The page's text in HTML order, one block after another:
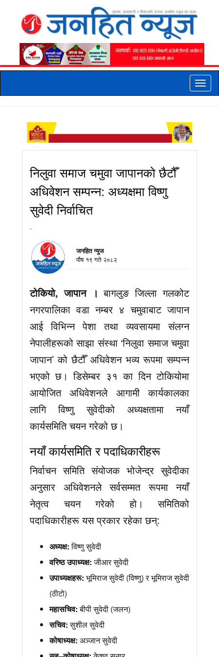
Toggle
निलुवा समाज चमुवा जापानको छैटौँ
अधिवेशन सम्पन्न: अध्यक्षमा विष्णु
सुवेदी निर्वाचित
-
जनहित न्युज
पौष १९ गते २०८२
टोकियो, जापान । बागलुङ जिल्ला गलकोट
नगरपालिका वडा नम्बर ४ चमुवाबाट जापान
आई विभिन्न पेशा तथा व्यवसायमा संलग्न
नेपालीहरूको साझा संस्था ‘निलुवा समाज चमुवा
जापान’ को छैटौँ अधिवेशन भव्य रूपमा सम्पन्न
भएको छ। डिसेम्बर ३१ का दिन टोकियोमा
आयोजित अधिवेशनले आगामी कार्यकालका
लागि विष्णु सुवेदीको अध्यक्षतामा नयाँ
कार्यसमिति चयन गरेको छ।
नयाँ कार्यसमिति र पदाधिकारीहरू
निर्वाचन समिति संयोजक भोजेन्द्र सुवेदीका
अनुसार अधिवेशनले सर्वसम्मत रूपमा नयाँ
नेतृत्व चयन गरेको हो। समितिको
पदाधिकारीहरू यस प्रकार रहेका छन्:
अध्यक्ष:विष्णु सुवेदी
वरिष्ठ उपाध्यक्ष:जीआर सुवेदी
उपाध्यक्षहरू: भूमिराज सुवेदी (विष्णु) र भूमिराज सुवेदी
(ठीटो)
महासचिव:बीपी सुवेदी (जलन)
सचिव:सुशील सुवेदी
कोषाध्यक्ष: अञ्जान सुवेदी